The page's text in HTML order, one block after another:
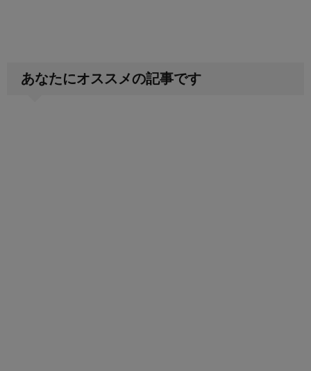
あなたにオススメの記事です